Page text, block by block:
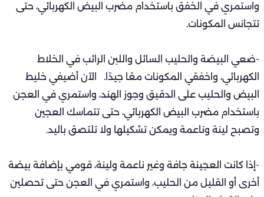
واستمري في الخفق باستخدام مضرب البيض الكهربائي، حتى
تتجانس المكونات.
-ضعي البيضة والحليب السائل واللبن الرائب في الخلاط
الكهربائي، واخفقي المكونات معًا جيدًا. الآن أضيفي خليط
البيض والحليب على الدقيق وجوز الهند، واستمري في العجن
باستخدام مضرب البيض الكهربائي، حتى تتماسك العجين
وتصبح لينة وناعمة ويمكن تشكيلها ولا تلتصق باليد.
-إذا كانت العجينة جافة وغير ناعمة ولينة، قومي بإضافة بيضة
أخرى أو القليل من الحليب، واستمري في العجن حتى تحصلين